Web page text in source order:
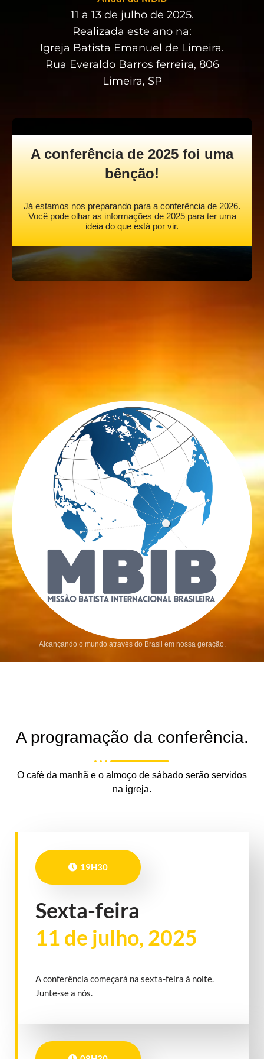
11 a 13 de julho de 2025.
Realizada este ano na:
Igreja Batista Emanuel de Limeira.
Rua Everaldo Barros ferreira, 806
Limeira, SP
A conferência de 2025 foi uma
bênção!
Já estamos nos preparando para a conferência de 2026.
Você pode olhar as informações de 2025 para ter uma
ideia do que está por vir.
Alcançando o mundo através do Brasil em nossa geração.
A programação da conferência.
O café da manhã e o almoço de sábado serão servidos
na igreja.
19H30
Sexta-feira
11 de julho, 2025
A conferência começará na sexta-feira à noite.
Junte-se a nós.